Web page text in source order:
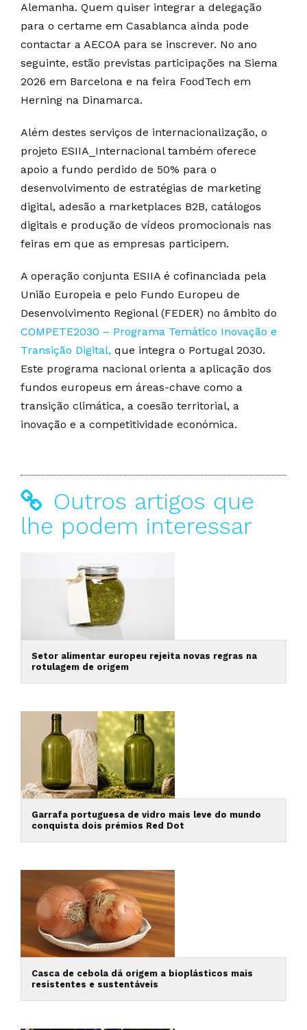
Alemanha. Quem quiser integrar a delegação
para o certame em Casablanca ainda pode
contactar a AECOA para se inscrever. No ano
seguinte, estão previstas participações na Siema
2026 em Barcelona e na feira FoodTech em
Herning na Dinamarca.
Além destes serviços de internacionalização, o
projeto ESIIA_Internacional também oferece
apoio a fundo perdido de 50% para o
desenvolvimento de estratégias de marketing
digital, adesão a marketplaces B2B, catálogos
digitais e produção de vídeos promocionais nas
feiras em que as empresas participem.
A operação conjunta ESIIA é cofinanciada pela
União Europeia e pelo Fundo Europeu de
Desenvolvimento Regional (FEDER) no âmbito do
COMPETE2030 – Programa Temático Inovação e
Transição Digital, que integra o Portugal 2030.
Este programa nacional orienta a aplicação dos
fundos europeus em áreas-chave como a
transição climática, a coesão territorial, a
inovação e a competitividade económica.
Outros artigos que
lhe podem interessar
Setor alimentar europeu rejeita novas regras na
rotulagem de origem
Garrafa portuguesa de vidro mais leve do mundo
conquista dois prémios Red Dot
Casca de cebola dá origem a bioplásticos mais
resistentes e sustentáveis